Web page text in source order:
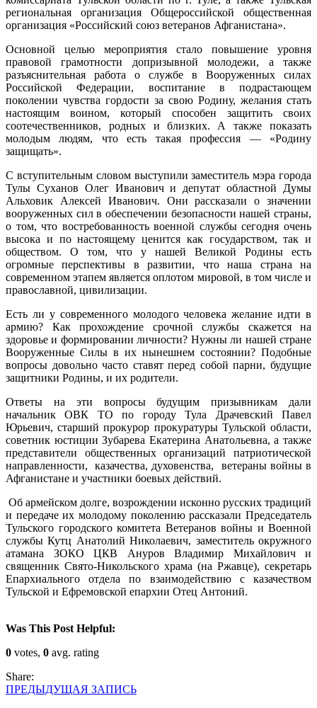
региональная организация Общероссийской общественная
организация «Российский союз ветеранов Афганистана».
Основной целью мероприятия стало повышение уровня
правовой грамотности допризывной молодежи, а также
разъяснительная работа о службе в Вооруженных силах
Российской Федерации, воспитание в подрастающем
поколении чувства гордости за свою Родину, желания стать
настоящим воином, который способен защитить своих
соотечественников, родных и близких. А также показать
молодым людям, что есть такая профессия — «Родину
защищать».
С вступительным словом выступили заместитель мэра города
Тулы Суханов Олег Иванович и депутат областной Думы
Альховик Алексей Иванович. Они рассказали о значении
вооруженных сил в обеспечении безопасности нашей страны,
о том, что востребованность военной службы сегодня очень
высока и по настоящему ценится как государством, так и
обществом. О том, что у нашей Великой Родины есть
огромные перспективы в развитии, что наша страна на
современном этапем является оплотом мировой, в том числе и
православной, цивилизации.
Есть ли у современного молодого человека желание идти в
армию? Как прохождение срочной службы скажется на
здоровье и формировании личности? Нужны ли нашей стране
Вооруженные Силы в их нынешнем состоянии? Подобные
вопросы довольно часто ставят перед собой парни, будущие
защитники Родины, и их родители.
Ответы на эти вопросы будущим призывникам дали
начальник ОВК ТО по городу Тула Драчевский Павел
Юрьевич, старший прокурор прокуратуры Тульской области,
советник юстиции Зубарева Екатерина Анатольевна, а также
представители общественных организаций патриотической
направленности, казачества, духовенства, ветераны войны в
Афганистане и участники боевых действий.
Об армейском долге, возрождении исконно русских традиций
и передаче их молодому поколению рассказали Председатель
Тульского городского комитета Ветеранов войны и Военной
службы Кутц Анатолий Николаевич, заместитель окружного
атамана ЗОКО ЦКВ Ануров Владимир Михайлович и
священник Свято-Никольского храма (на Ржавце), секретарь
Епархиального отдела по взаимодействию с казачеством
Тульской и Ефремовской епархии Отец Антоний.
Was This Post Helpful:
0 votes, 0 avg. rating
Share:
ПРЕДЫДУЩАЯ ЗАПИСЬ